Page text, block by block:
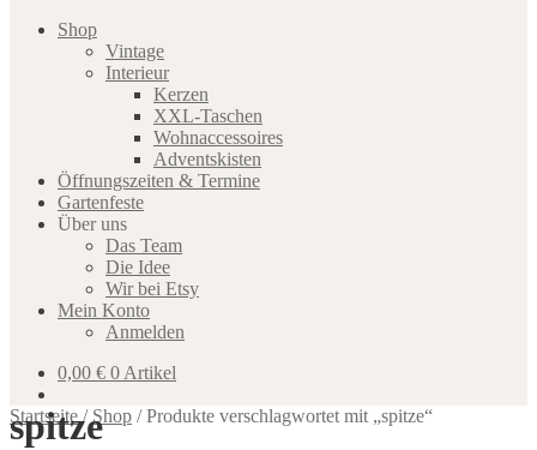
Shop
Vintage
Interieur
Kerzen
XXL-Taschen
Wohnaccessoires
Adventskisten
Öffnungszeiten & Termine
Gartenfeste
Über uns
Das Team
Die Idee
Wir bei Etsy
Mein Konto
Anmelden
0,00 € 0 Artikel
Startseite / Shop /Produkte verschlagwortet mit „spitze“
spitze